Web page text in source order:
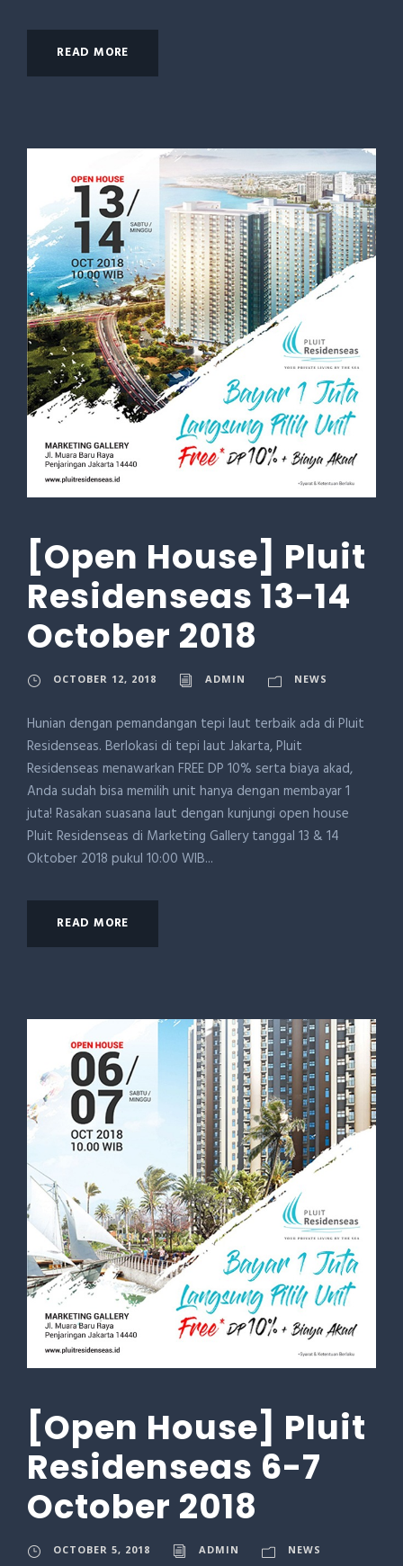
READ MORE
[Open House] Pluit
Residenseas 13-14
October 2018
OCTOBER 12, 2018 ADMIN NEWS
Hunian dengan pemandangan tepi laut terbaik ada di Pluit
Residenseas. Berlokasi di tepi laut Jakarta, Pluit
Residenseas menawarkan FREE DP 10% serta biaya akad,
Anda sudah bisa memilih unit hanya dengan membayar 1
juta! Rasakan suasana laut dengan kunjungi open house
Pluit Residenseas di Marketing Gallery tanggal 13 & 14
Oktober 2018 pukul 10:00 WIB...
READ MORE
[Open House] Pluit
Residenseas 6-7
October 2018
OCTOBER 5, 2018 ADMIN NEWS